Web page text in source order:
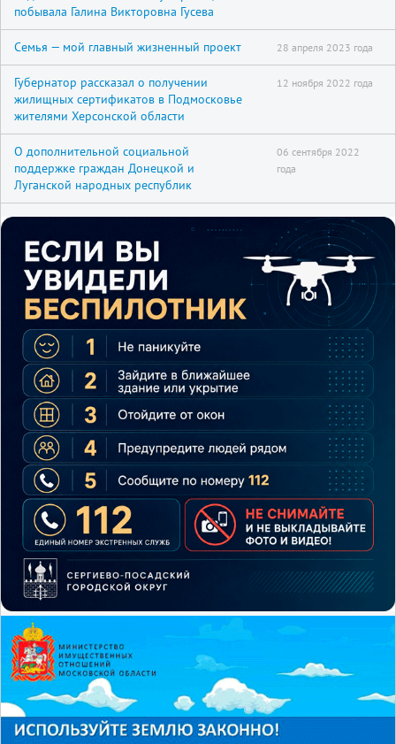
побывала Галина Викторовна Гусева
Семья — мой главный жизненный проект 28 апреля 2023 года
Губернатор рассказал о получении
жилищных сертификатов в Подмосковье
жителями Херсонской области
12 ноября 2022 года
О дополнительной социальной
поддержке граждан Донецкой и
Луганской народных республик
06 сентября 2022
года